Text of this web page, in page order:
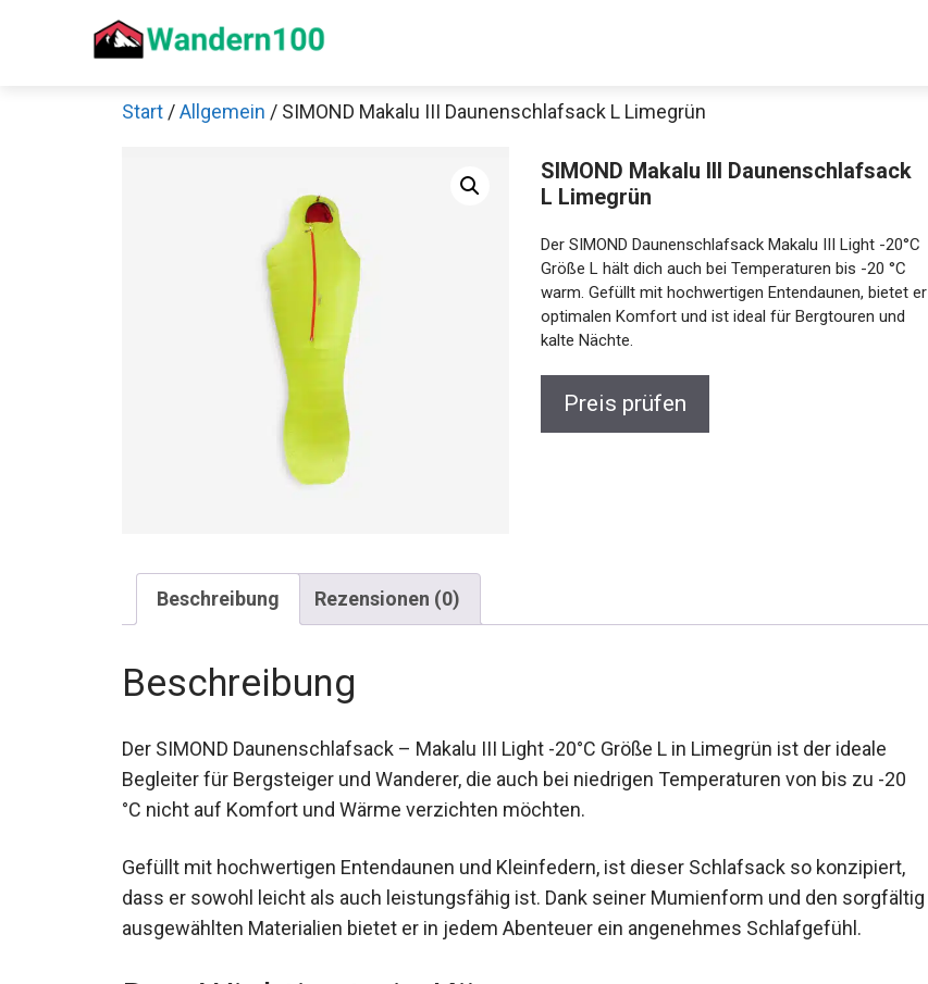
Start /Allgemein / SIMOND Makalu III Daunenschlafsack L Limegrün
SIMOND Makalu III Daunenschlafsack
L Limegrün
Der SIMOND Daunenschlafsack Makalu III Light -20°C
Größe L hält dich auch bei Temperaturen bis -20 °C
warm. Gefüllt mit hochwertigen Entendaunen, bietet er
optimalen Komfort und ist ideal für Bergtouren und
kalte Nächte.
Preis prüfen
Beschreibung Rezensionen (0)
Beschreibung
Der SIMOND Daunenschlafsack – Makalu III Light -20°C Größe L in Limegrün ist der ideale
Begleiter für Bergsteiger und Wanderer, die auch bei niedrigen Temperaturen von bis zu -20
°C nicht auf Komfort und Wärme verzichten möchten.
Gefüllt mit hochwertigen Entendaunen und Kleinfedern, ist dieser Schlafsack so konzipiert,
dass er sowohl leicht als auch leistungsfähig ist. Dank seiner Mumienform und den sorgfältig
ausgewählten Materialien bietet er in jedem Abenteuer ein angenehmes Schlafgefühl.